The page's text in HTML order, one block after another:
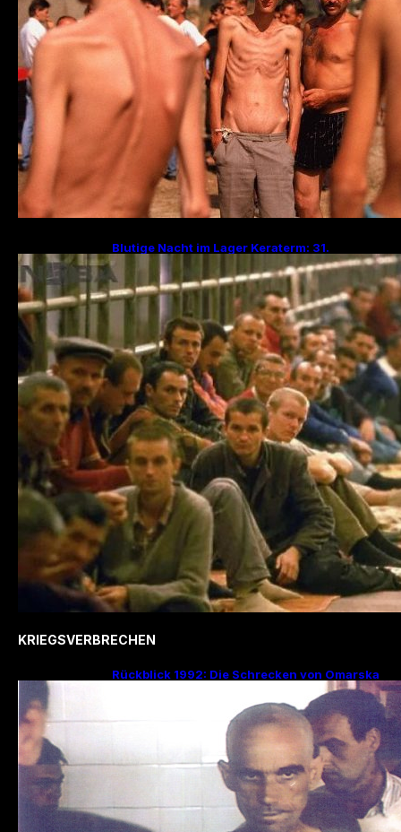
Blutige Nacht im Lager Keraterm: 31.
Jahrestag des Massakers mit 200
Hinrichtungen!
KRIEGSVERBRECHEN
Rückblick 1992: Die Schrecken von Omarska
– Ein düsteres Kapitel im Bosnienkrieg